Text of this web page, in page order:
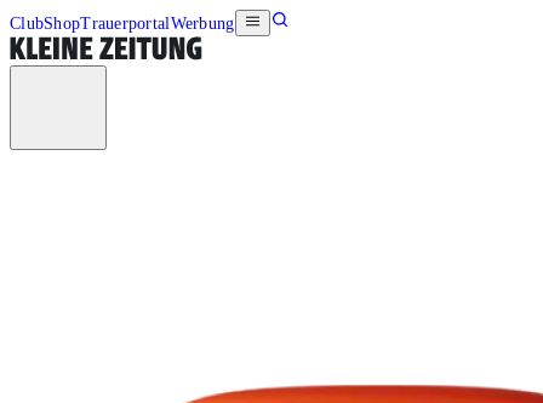
ClubShopTrauerportalWerbung